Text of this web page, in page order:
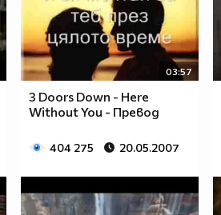
03:57
3 Doors Down - Here
Without You - Превод
404 275 20.05.2007